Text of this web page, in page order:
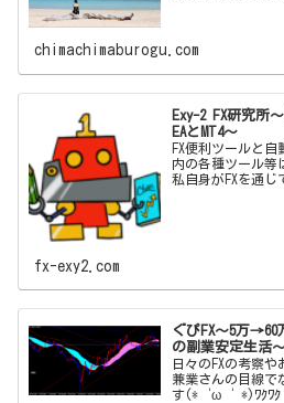
chimachimaburogu.com
Exy-2 FX研究所
EAとMT4～
FX便利ツールと
内の各種ツール等
私自身がFXを通じ
fx-exy2.com
ぐぴFX～5万
の副業安定生活
日々のFXの考察
兼業さんの目線で
す(*‘ω‘ *)ﾜｸﾜｸ